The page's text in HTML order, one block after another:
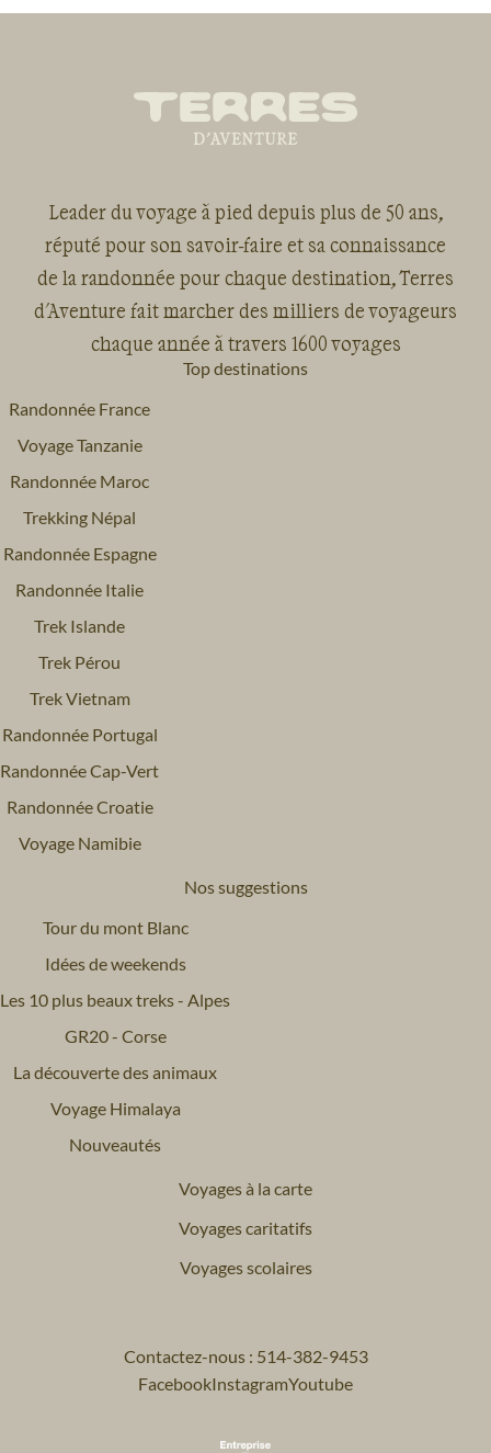
Leader du voyage à pied depuis plus de 50 ans,
réputé pour son savoir-faire et sa connaissance
de la randonnée pour chaque destination, Terres
d'Aventure fait marcher des milliers de voyageurs
chaque année à travers 1600 voyages
Top destinations
Randonnée France
Voyage Tanzanie
Randonnée Maroc
Trekking Népal
Randonnée Espagne
Randonnée Italie
Trek Islande
Trek Pérou
Trek Vietnam
Randonnée Portugal
Randonnée Cap-Vert
Randonnée Croatie
Voyage Namibie
Nos suggestions
Tour du mont Blanc
Idées de weekends
Les 10 plus beaux treks - Alpes
GR20 - Corse
La découverte des animaux
Voyage Himalaya
Nouveautés
Voyages à la carte
Voyages caritatifs
Voyages scolaires
Contactez-nous : 514-382-9453
FacebookInstagramYoutube